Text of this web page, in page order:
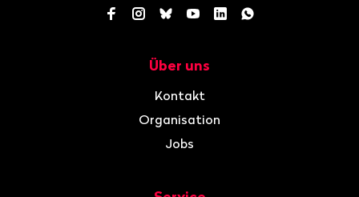
Facebook
Instagram
BlueskyYouTube
LinkedInWhatsApp
Über uns
Kontakt
Organisation
Jobs